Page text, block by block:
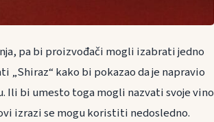
pa bi proizvođači mogli izabrati jedno
„Shiraz“ kako bi pokazao da je napravio
Ili bi umesto toga mogli nazvati svoje vino
izrazi se mogu koristiti nedosledno.